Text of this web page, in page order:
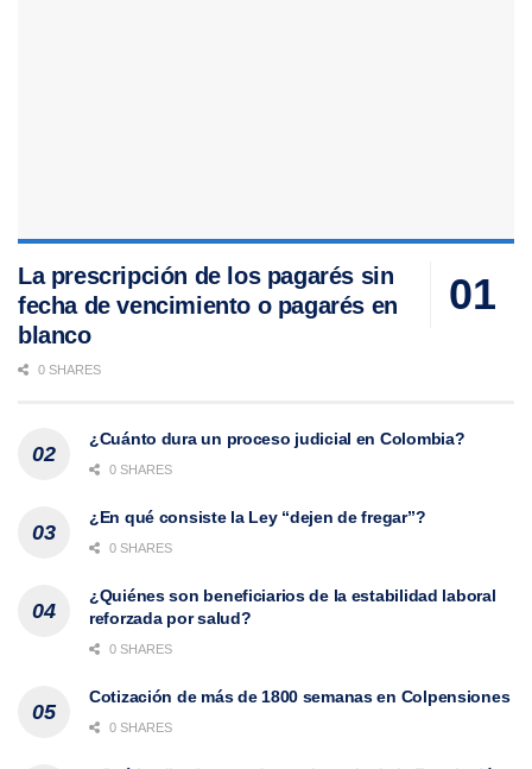
La prescripción de los pagarés sin
fecha de vencimiento o pagarés en
blanco
0 SHARES
¿Cuánto dura un proceso judicial en Colombia?
0 SHARES
¿En qué consiste la Ley “dejen de fregar”?
0 SHARES
¿Quiénes son beneficiarios de la estabilidad laboral
reforzada por salud?
0 SHARES
Cotización de más de 1800 semanas en Colpensiones
0 SHARES